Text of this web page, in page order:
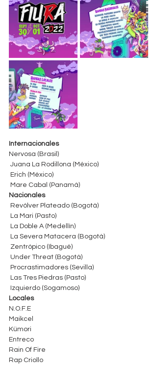
Internacionales
Nervosa (Brasil)
Juana La Rodillona (México)
Erich (México)
Mare Cabal (Panamá)
Nacionales
Revólver Plateado (Bogotá)
La Mari (Pasto)
La Doble A (Medellín)
La Severa Matacera (Bogotá)
Zentrópico (Ibagué)
Under Threat (Bogotá)
Procrastimadores (Sevilla)
Las Tres Piedras (Pasto)
Izquierdo (Sogamoso)
Locales
N.O.F.E
Maikcel
Kümori
Entreco
Rain Of Fire
Rap Criollo